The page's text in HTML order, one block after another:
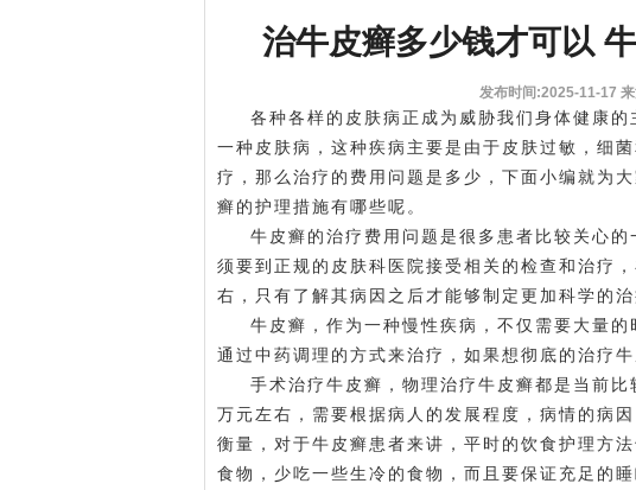
治牛皮癣多少钱才可以
发布时间:2025-11-17
各种各样的皮肤病正成为威胁我们身体健康
一种皮肤病，这种疾病主要是由于皮肤过敏，细
疗，那么治疗的费用问题是多少，下面小编就为
癣的护理措施有哪些呢。
牛皮癣的治疗费用问题是很多患者比较关心
须要到正规的皮肤科医院接受相关的检查和治疗
右，只有了解其病因之后才能够制定更加科学的治
牛皮癣，作为一种慢性疾病，不仅需要大量
通过中药调理的方式来治疗，如果想彻底的治疗
手术治疗牛皮癣，物理治疗牛皮癣都是当前
万元左右，需要根据病人的发展程度，病情的病
衡量，对于牛皮癣患者来讲，平时的饮食护理方
食物，少吃一些生冷的食物，而且要保证充足的